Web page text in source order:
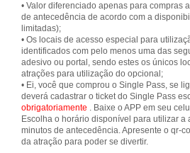
• Valor diferenciado apenas para compras
de antecedência de acordo com a
limitadas);
• Os locais de acesso especial para
identificados com pelo menos uma das
adesivo ou portal, sendo estes os únicos
atrações para utilização do opcional;
• Ei, você que comprou o Single Pass, se
deverá cadastrar o ticket do Single Pass
obrigatoriamente . Baixe o APP em seu
Escolha o horário disponível para utilizar a
minutos de antecedência. Apresente o qr-
da atração para poder se divertir.